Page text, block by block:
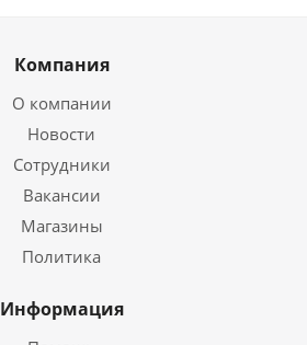
Компания
О компании
Новости
Сотрудники
Вакансии
Магазины
Политика
Информация